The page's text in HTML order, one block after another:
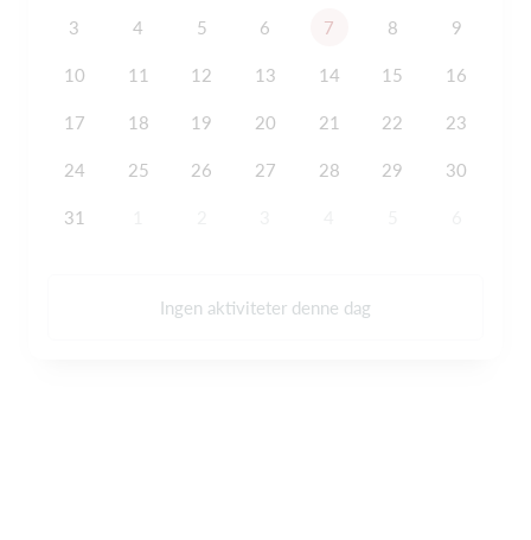
3 4 5 6 7 8 9
10 11 12 13 14 15 16
17 18 19 20 21 22 23
24 25 26 27 28 29 30
31
Ingen aktiviteter denne dag